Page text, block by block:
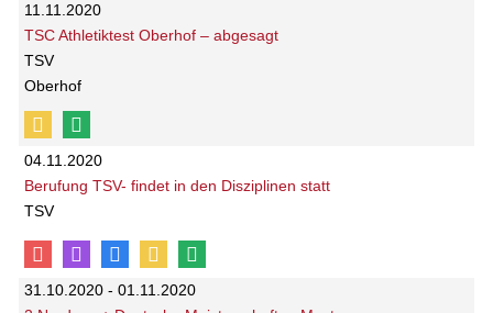
11.11.2020
TSC Athletiktest Oberhof – abgesagt
TSV
Oberhof
04.11.2020
Berufung TSV- findet in den Disziplinen statt
TSV
31.10.2020 - 01.11.2020